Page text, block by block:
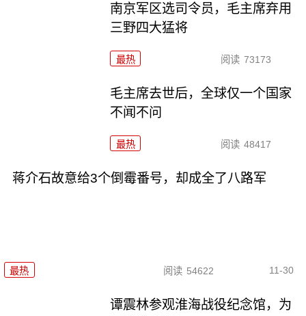
南京军区选司令员，毛主席弃用
三野四大猛将
最热 阅读 73173
毛主席去世后，全球仅一个国家
不闻不问
最热 阅读 48417
蒋介石故意给3个倒霉番号，却成全了八路军
最热 阅读 54622 11-30
谭震林参观淮海战役纪念馆，为